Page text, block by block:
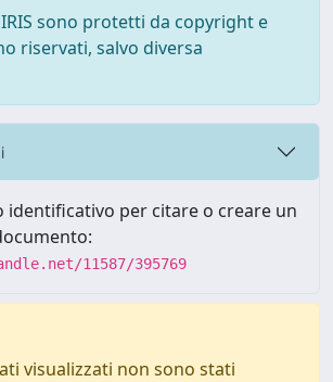
sono protetti da copyright e
riservati, salvo diversa
identificativo per citare o creare un
11587/395769
visualizzati non sono stati